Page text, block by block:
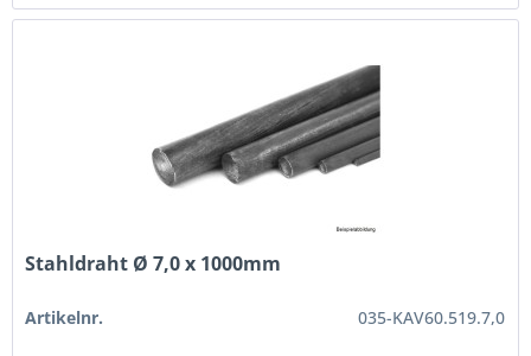
Stahldraht Ø 7,0 x 1000mm
Artikelnr. 035-KAV60.519.7,0